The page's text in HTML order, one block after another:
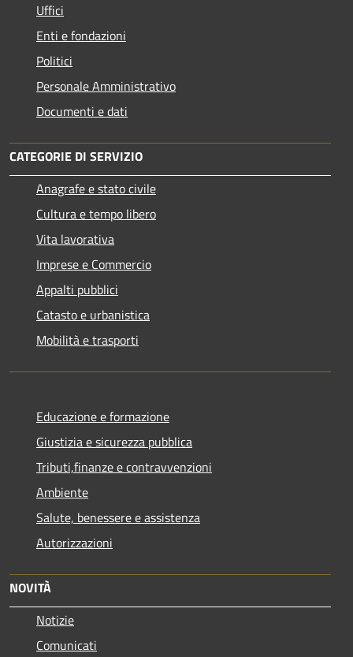
Uffici
Enti e fondazioni
Politici
Personale Amministrativo
Documenti e dati
CATEGORIE DI SERVIZIO
Anagrafe e stato civile
Cultura e tempo libero
Vita lavorativa
Imprese e Commercio
Appalti pubblici
Catasto e urbanistica
Mobilità e trasporti
Educazione e formazione
Giustizia e sicurezza pubblica
Tributi,finanze e contravvenzioni
Ambiente
Salute, benessere e assistenza
Autorizzazioni
NOVITÀ
Notizie
Comunicati